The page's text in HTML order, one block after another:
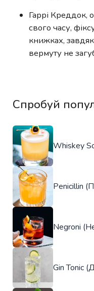
Гаррі Креддок,
свого часу,
книжках,
вермуту не
Спробуй
Whiskey
Penicillin
Negroni
Gin Tonic